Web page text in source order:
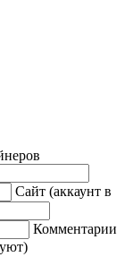
Сайт (аккаунт в
Комментарии